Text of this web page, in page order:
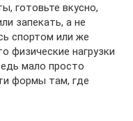
готовьте вкусно,
запекать, а не
спортом или же
физические нагрузки
мало просто
формы там, где